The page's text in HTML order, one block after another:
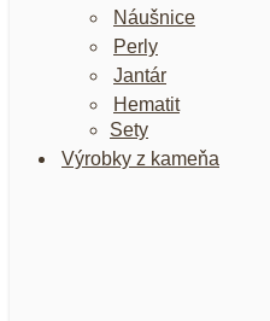
Náušnice
Perly
Jantár
Hematit
Sety
Výrobky z kameňa